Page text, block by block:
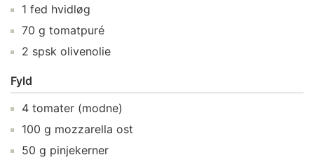
1 fed hvidløg
70 g tomatpuré
2 spsk olivenolie
Fyld
4 tomater (modne)
100 g mozzarella ost
50 g pinjekerner